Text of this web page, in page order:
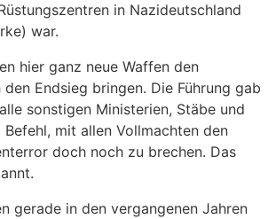
in Nazideutschland
war.
hier ganz neue Waffen den
den Endsieg bringen. Die Führung gab
sonstigen Ministerien, Stäbe und
Befehl, mit allen Vollmachten den
doch noch zu brechen. Das
gerade in den vergangenen Jahren